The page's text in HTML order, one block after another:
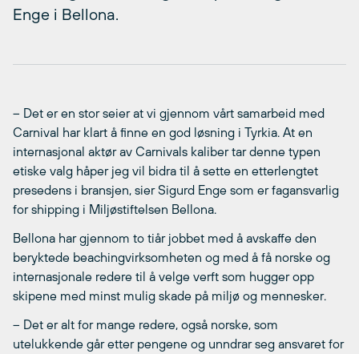
Enge i Bellona.
– Det er en stor seier at vi gjennom vårt samarbeid med
Carnival har klart å finne en god løsning i Tyrkia. At en
internasjonal aktør av Carnivals kaliber tar denne typen
etiske valg håper jeg vil bidra til å sette en etterlengtet
presedens i bransjen, sier Sigurd Enge som er fagansvarlig
for shipping i Miljøstiftelsen Bellona.
Bellona har gjennom to tiår jobbet med å avskaffe den
beryktede beachingvirksomheten og med å få norske og
internasjonale redere til å velge verft som hugger opp
skipene med minst mulig skade på miljø og mennesker.
– Det er alt for mange redere, også norske, som
utelukkende går etter pengene og unndrar seg ansvaret for